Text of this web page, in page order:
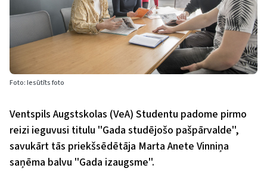
Foto: Iesūtīts foto
Ventspils Augstskolas (VeA) Studentu padome pirmo
reizi ieguvusi titulu ''Gada studējošo pašpārvalde'',
savukārt tās priekšsēdētāja Marta Anete Vinniņa
saņēma balvu ''Gada izaugsme''.